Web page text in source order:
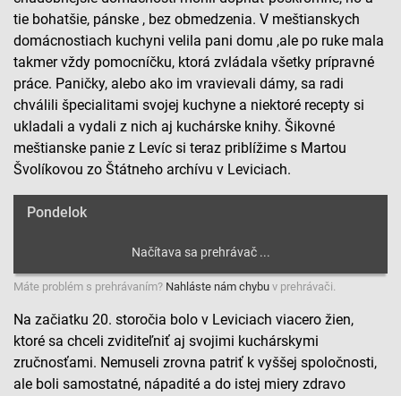
tie bohatšie, pánske , bez obmedzenia. V meštianskych
domácnostiach kuchyni velila pani domu ,ale po ruke mala
takmer vždy pomocníčku, ktorá zvládala všetky prípravné
práce. Paničky, alebo ako im vravievali dámy, sa radi
chválili špecialitami svojej kuchyne a niektoré recepty si
ukladali a vydali z nich aj kuchárske knihy. Šikovné
meštianske panie z Levíc si teraz priblížime s Martou
Švolíkovou zo Štátneho archívu v Leviciach.
Pondelok
Máte problém s prehrávaním? Nahláste nám chybu v prehrávači.
Na začiatku 20. storočia bolo v Leviciach viacero žien,
ktoré sa chceli zviditeľniť aj svojimi kuchárskymi
zručnosťami. Nemuseli zrovna patriť k vyššej spoločnosti,
ale boli samostatné, nápadité a do istej miery zdravo